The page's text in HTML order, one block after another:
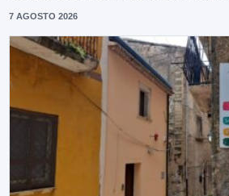
7 AGOSTO 2026